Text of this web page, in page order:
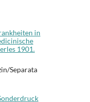
in
1901.
Separata